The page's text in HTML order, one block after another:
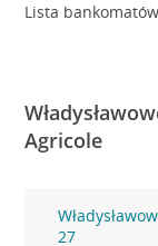
Lista
Agricole
27